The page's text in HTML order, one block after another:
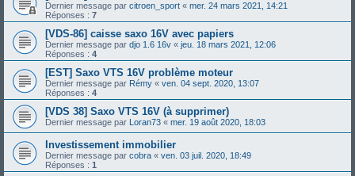
Dernier message par citroen_sport « mer. 24 mars 2021, 14:21
Réponses : 7
[VDS-86] caisse saxo 16V avec papiers
Dernier message par djo 1.6 16v « jeu. 18 mars 2021, 12:06
Réponses : 4
[EST] Saxo VTS 16V problème moteur
Dernier message par Rémy « ven. 04 sept. 2020, 13:07
Réponses : 4
[VDS 38] Saxo VTS 16V (à supprimer)
Dernier message par Loran73 « mer. 19 août 2020, 18:03
Investissement immobilier
Dernier message par cobra « ven. 03 juil. 2020, 18:49
Réponses : 1